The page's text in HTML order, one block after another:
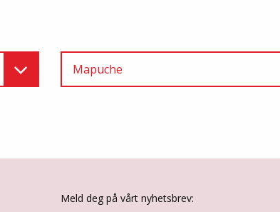
Mapuche
Meld deg på vårt nyhetsbrev: